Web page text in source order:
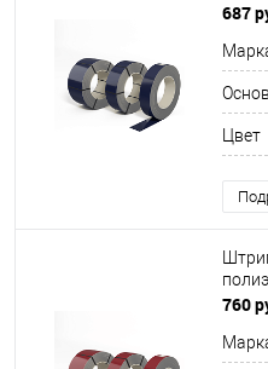
687
Цвет
760